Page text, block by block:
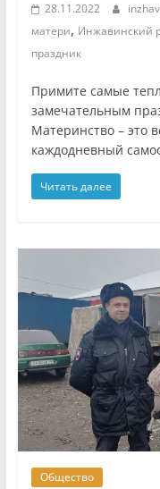
28.11.2022
матери, Инжавинский
праздник
Примите самые
замечательным
Материнство – это
каждодневный
Читать далее
Общество